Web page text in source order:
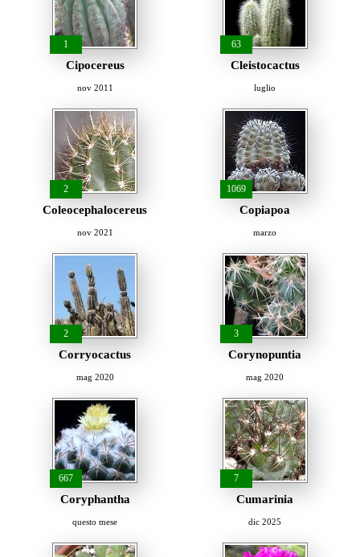
1
Cipocereus
nov 2011
63
Cleistocactus
luglio
2
Coleocephalocereus
nov 2021
1069
Copiapoa
marzo
2
Corryocactus
mag 2020
3
Corynopuntia
mag 2020
667
Coryphantha
questo mese
7
Cumarinia
dic 2025